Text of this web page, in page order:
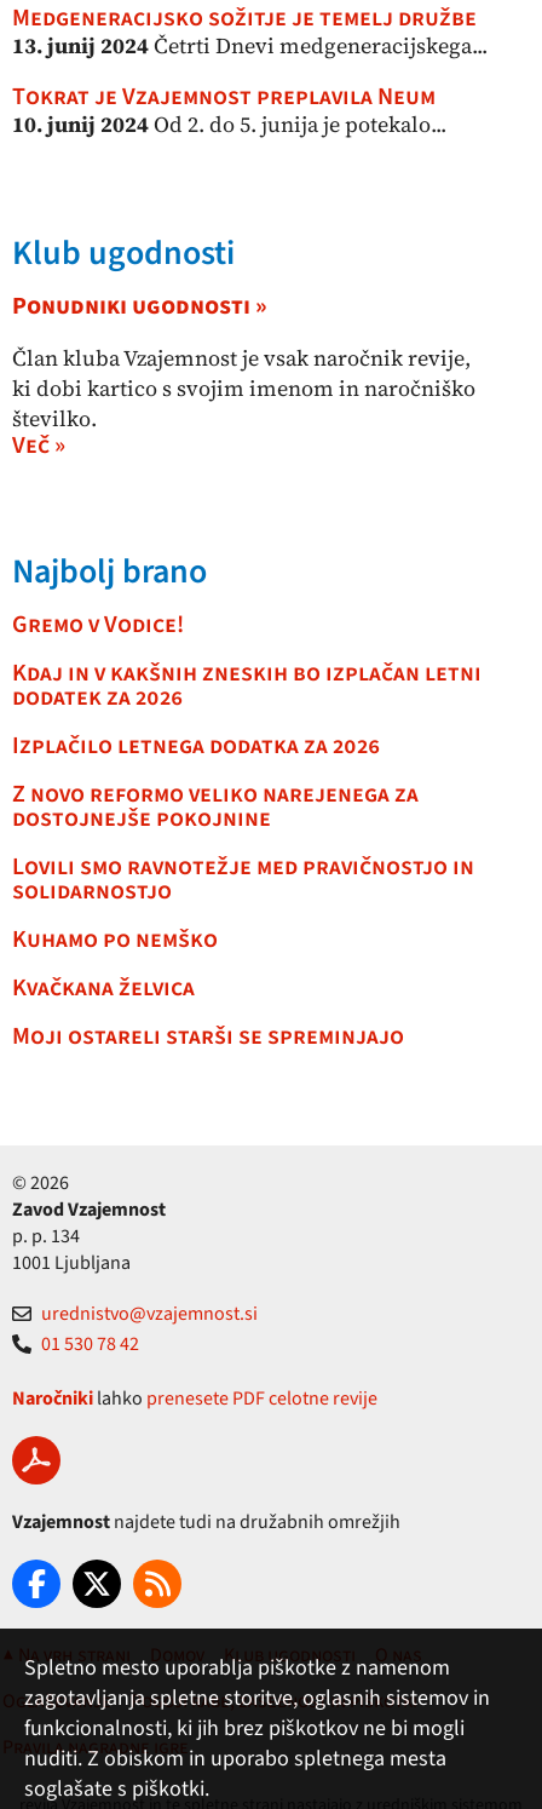
Medgeneracijsko sožitje je temelj družbe
13. junij 2024Četrti Dnevi medgeneracijskega...
Tokrat je Vzajemnost preplavila Neum
10. junij 2024Od 2. do 5. junija je potekalo...
Klub ugodnosti
Ponudniki ugodnosti »
Član kluba Vzajemnost je vsak naročnik revije,
ki dobi kartico s svojim imenom in naročniško
številko.
Več »
Najbolj brano
Gremo v Vodice!
Kdaj in v kakšnih zneskih bo izplačan letni
dodatek za 2026
Izplačilo letnega dodatka za 2026
Z novo reformo veliko narejenega za
dostojnejše pokojnine
Lovili smo ravnotežje med pravičnostjo in
solidarnostjo
Kuhamo po nemško
Kvačkana želvica
Moji ostareli starši se spreminjajo
© 2026
Zavod Vzajemnost
p. p. 134
1001 Ljubljana
urednistvo@vzajemnost.si
01 530 78 42
Naročnikilahko prenesete PDF celotne revije
Vzajemnostnajdete tudi na družabnih omrežjih
▲ Na vrh strani Domov Klub ugodnosti
O nas
Oglaševanje
Pogoji rabe, zasebnost in piškotki
Pravila nagradne igre
Spletno mesto uporablja piškotke z namenom
zagotavljanja spletne storitve, oglasnih sistemov in
funkcionalnosti, ki jih brez piškotkov ne bi mogli
nuditi. Z obiskom in uporabo spletnega mesta
soglašate s piškotki.